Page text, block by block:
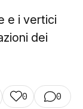
e i vertici
dei
0 0